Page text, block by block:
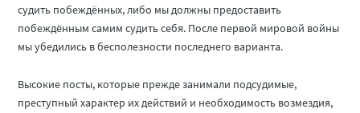
судить побеждённых, либо мы должны предоставить
побеждённым самим судить себя. После первой мировой войны
мы убедились в бесполезности последнего варианта.
Высокие посты, которые прежде занимали подсудимые,
преступный характер их действий и необходимость возмездия,